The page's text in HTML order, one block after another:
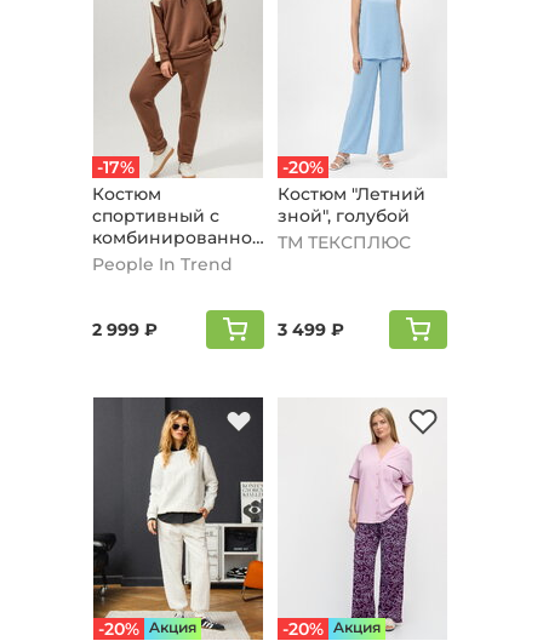
-17%
Костюм
спортивный с
комбинированной
вставкой,
кофейный
People In Trend
2 999 ₽
-20%
Костюм "Летний
зной", голубой
ТМ ТЕКСПЛЮС
3 499 ₽
-20% Aкция -20% Aкция